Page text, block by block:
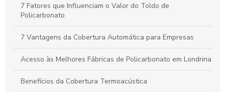
7 Fatores que Influenciam o Valor do Toldo de
Policarbonato
7 Vantagens da Cobertura Automática para Empresas
Acesso às Melhores Fábricas de Policarbonato em Londrina
Benefícios da Cobertura Termoacústica